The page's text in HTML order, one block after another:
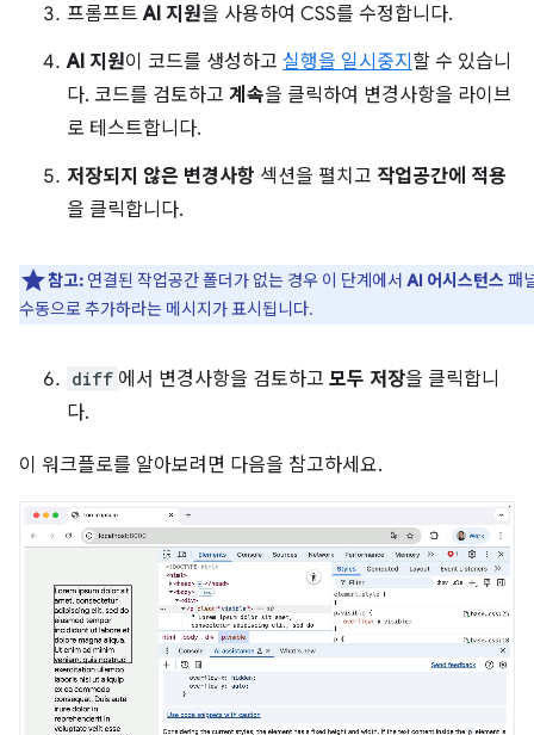
프롬프트AI 지원을 사용하여 CSS를 수정합니다.
AI 지원이 코드를 생성하고 실행을 일시중지 할 수 있습니
다. 코드를 검토하고 계속을 클릭하여 변경사항을 라이브
로 테스트합니다.
저장되지 않은 변경사항 섹션을 펼치고 작업공간에 적용
을 클릭합니다.
참고: 연결된 작업공간 폴더가 없는 경우 이 단계에서 AI 어시스턴스 패
수동으로 추가하라는 메시지가 표시됩니다.
diff 에서 변경사항을 검토하고 모두 저장을 클릭합니
다.
이 워크플로를 알아보려면 다음을 참고하세요.